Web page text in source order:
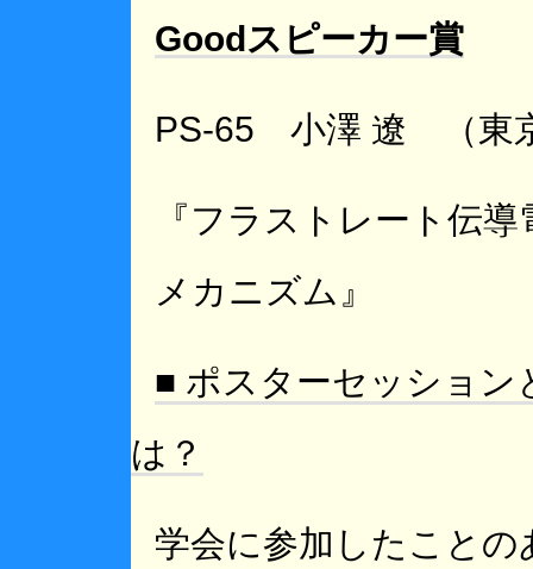
Goodスピーカー賞
PS-65 小澤 遼 （東
『フラストレート伝
メカニズム』
■ ポスターセッション
は？
学会に参加したこと